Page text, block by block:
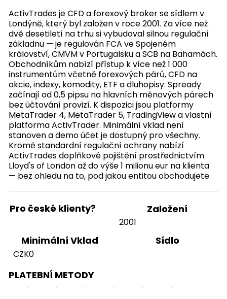
ActivTrades je CFD a forexový broker se sídlem v
Londýně, který byl založen v roce 2001. Za více než
dvě desetiletí na trhu si vybudoval silnou regulační
základnu — je regulován FCA ve Spojeném
království, CMVM v Portugalsku a SCB na Bahamách.
Obchodníkům nabízí přístup k více než 1 000
instrumentům včetně forexových párů, CFD na
akcie, indexy, komodity, ETF a dluhopisy. Spready
začínají od 0,5 pipsu na hlavních měnových párech
bez účtování provizí. K dispozici jsou platformy
MetaTrader 4, MetaTrader 5, TradingView a vlastní
platforma ActivTrader. Minimální vklad není
stanoven a demo účet je dostupný pro všechny.
Kromě standardní regulační ochrany nabízí
ActivTrades doplňkové pojištění prostřednictvím
Lloyd's of London až do výše 1 milionu eur na klienta
— bez ohledu na to, pod jakou entitou obchodujete.
Pro české klienty? Založení
2001
Minimální Vklad
CZK0
Sídlo
PLATEBNÍ METODY